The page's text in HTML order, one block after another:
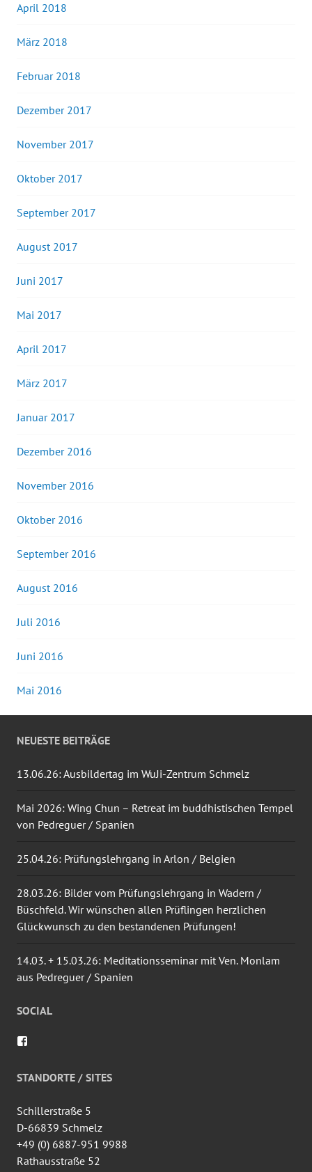
April 2018
März 2018
Februar 2018
Dezember 2017
November 2017
Oktober 2017
September 2017
August 2017
Juni 2017
Mai 2017
April 2017
März 2017
Januar 2017
Dezember 2016
November 2016
Oktober 2016
September 2016
August 2016
Juli 2016
Juni 2016
Mai 2016
NEUESTE BEITRÄGE
13.06.26: Ausbildertag im WuJi-Zentrum Schmelz
Mai 2026: Wing Chun – Retreat im buddhistischen Tempel
von Pedreguer / Spanien
25.04.26: Prüfungslehrgang in Arlon / Belgien
28.03.26: Bilder vom Prüfungslehrgang in Wadern /
Büschfeld. Wir wünschen allen Prüflingen herzlichen
Glückwunsch zu den bestandenen Prüfungen!
14.03. + 15.03.26: Meditationsseminar mit Ven. Monlam
aus Pedreguer / Spanien
SOCIAL
auf
Facebook
STANDORTE / SITES
Schillerstraße 5
D-66839 Schmelz
+49 (0) 6887-951 9988
Rathausstraße 52